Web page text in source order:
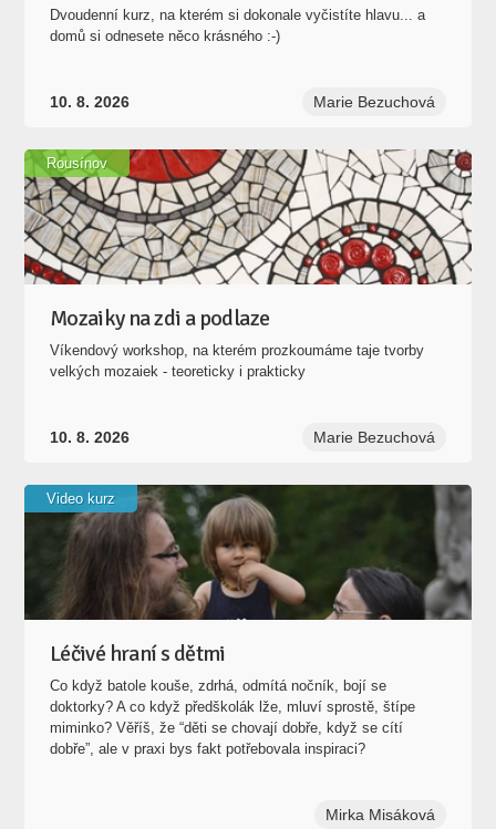
Dvoudenní kurz, na kterém si dokonale vyčistíte hlavu... a
domů si odnesete něco krásného :-)
10. 8. 2026 Marie Bezuchová
Mozaiky na zdi a podlaze
Víkendový workshop, na kterém prozkoumáme taje tvorby
velkých mozaiek - teoreticky i prakticky
10. 8. 2026 Marie Bezuchová
Rousínov
Léčivé hraní s dětmi
Co když batole kouše, zdrhá, odmítá nočník, bojí se
doktorky? A co když předškolák lže, mluví sprostě, štípe
miminko? Věříš, že “děti se chovají dobře, když se cítí
dobře”, ale v praxi bys fakt potřebovala inspiraci?
Mirka Misáková
Video kurz